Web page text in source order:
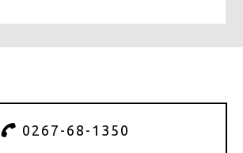
0267-68-1350